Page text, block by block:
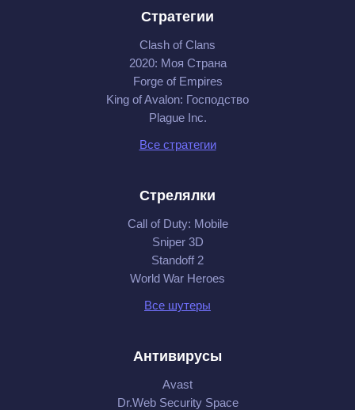
Стратегии
Clash of Clans
2020: Моя Cтрана
Forge of Empires
King of Avalon: Господство
Plague Inc.
Все стратегии
Стрелялки
Call of Duty: Mobile
Sniper 3D
Standoff 2
World War Heroes
Все шутеры
Антивирусы
Avast
Dr.Web Security Space